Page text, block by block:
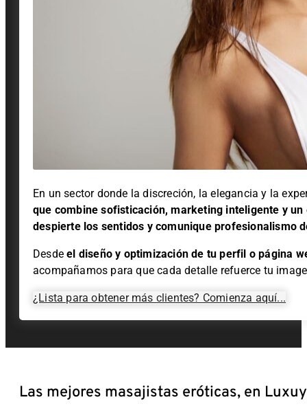
En un sector donde la discreción, la elegancia y la
que combine sofisticación, marketing inteligente y
despierte los sentidos y comunique profesionalismo
Desdeel diseño y optimización de tu perfil o página
acompañamos para que cada detalle refuerce tu
¿Lista para obtener más clientes? Comienza aquí...
Las mejores masajistas eróticas, en